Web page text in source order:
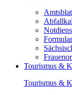
Tourismus &
Tourismus &